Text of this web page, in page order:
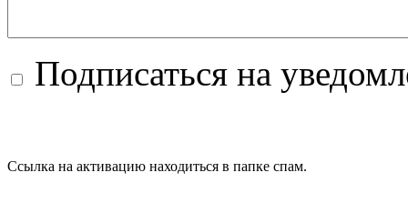
Подписаться на
Ссылка на активацию находиться в папке спам.